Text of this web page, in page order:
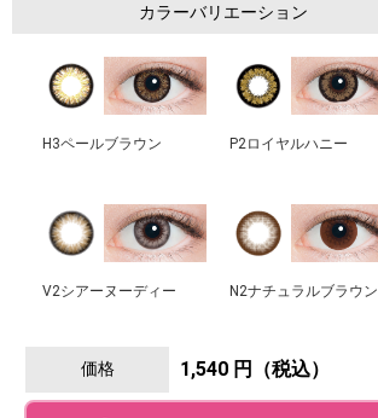
カラーバリエーション
H3ペールブラウン P2ロイヤルハニー
V2シアーヌーディー N2ナチュラルブラウン
価格 1,540 円（税込）